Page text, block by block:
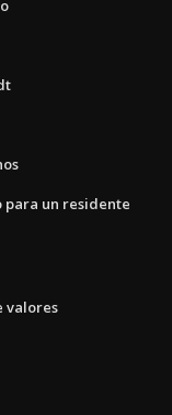
para un residente
valores